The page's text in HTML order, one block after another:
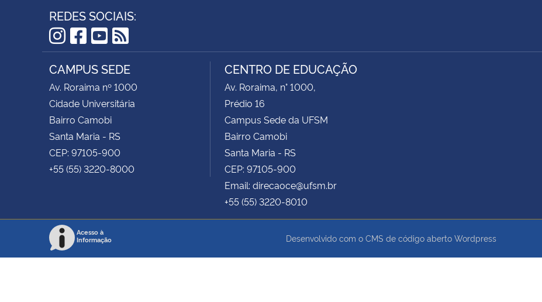
REDES SOCIAIS:
Instagram
Facebook
YouTube
RSS
CAMPUS SEDE
Av. Roraima nº 1000
Cidade Universitária
Bairro Camobi
Santa Maria - RS
CEP: 97105-900
+55 (55) 3220-8000
CENTRO DE EDUCAÇÃO
Av. Roraima, n° 1000,
Prédio 16
Campus Sede da UFSM
Bairro Camobi
Santa Maria - RS
CEP: 97105-900
Email: direcaoce@ufsm.br
+55 (55) 3220-8010
Acesso à
Informação
Desenvolvido com o CMS de código aberto Wordpress